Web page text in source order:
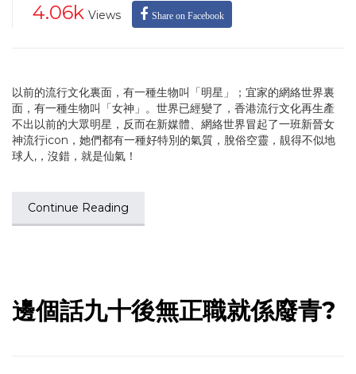
4.06k Views Share on Facebook
以前的流行文化裏面，有一種生物叫「明星」；宜家的網絡世界裏
面，有一種生物叫「女神」。世界已經變了，香港流行文化再生產
不出以前的大眾明星，反而在新媒體、網絡世界冒起了一班新晉女
神流行icon，她們都有一種好特別的氣質，脫俗空靈，靚得不似地
球人,，沒錯，就是仙氣！
Continue Reading
邊個話九十後無正職就係廢青?